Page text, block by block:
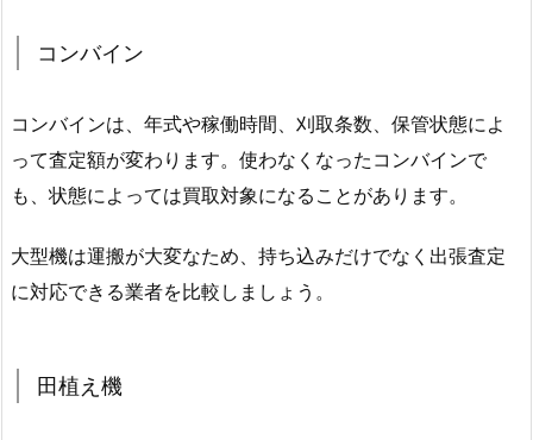
コンバイン
コンバインは、年式や稼働時間、刈取条数、保管状態によ
って査定額が変わります。使わなくなったコンバインで
も、状態によっては買取対象になることがあります。
大型機は運搬が大変なため、持ち込みだけでなく出張査定
に対応できる業者を比較しましょう。
田植え機